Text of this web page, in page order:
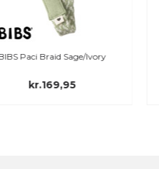
BIBS Bandana Bib, Blush
kr.139,95